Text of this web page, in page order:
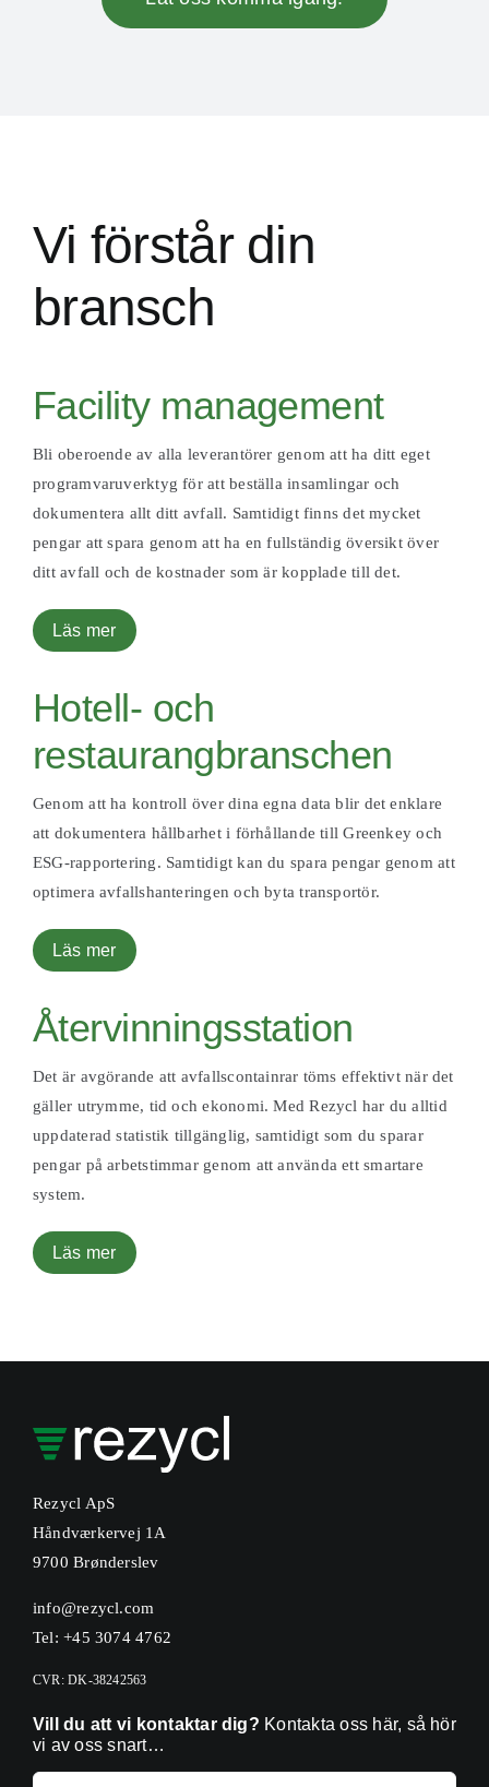
Vi förstår din
bransch
Facility management
Bli oberoende av alla leverantörer genom att ha ditt eget
programvaruverktyg för att beställa insamlingar och
dokumentera allt ditt avfall. Samtidigt finns det mycket
pengar att spara genom att ha en fullständig översikt över
ditt avfall och de kostnader som är kopplade till det.
Läs mer
Hotell- och
restaurangbranschen
Genom att ha kontroll över dina egna data blir det enklare
att dokumentera hållbarhet i förhållande till Greenkey och
ESG-rapportering. Samtidigt kan du spara pengar genom att
optimera avfallshanteringen och byta transportör.
Läs mer
Återvinningsstation
Det är avgörande att avfallscontainrar töms effektivt när det
gäller utrymme, tid och ekonomi. Med Rezycl har du alltid
uppdaterad statistik tillgänglig, samtidigt som du sparar
pengar på arbetstimmar genom att använda ett smartare
system.
Läs mer
Rezycl ApS
Håndværkervej 1A
9700 Brønderslev
info@rezycl.com
Tel: +45 3074 4762
CVR: DK-38242563
Vill du att vi kontaktar dig? Kontakta oss här, så hör
vi av oss snart…